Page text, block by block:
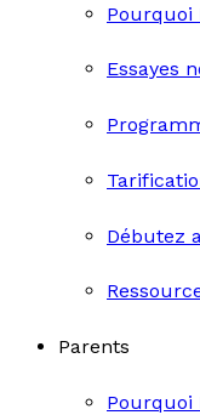
Pourquoi
Essayes
Débutez
Parents
Pourquoi